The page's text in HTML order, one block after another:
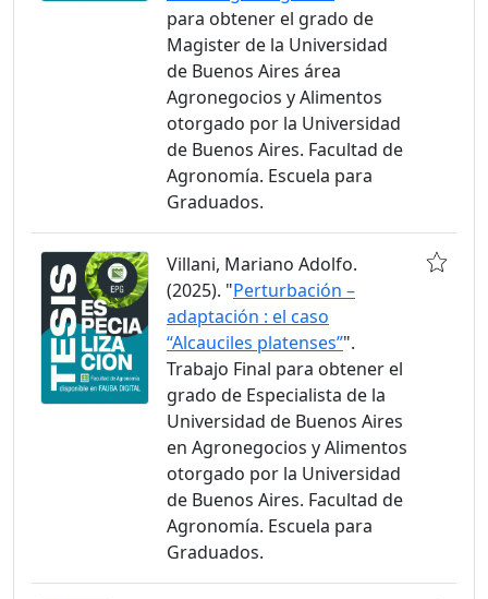
para obtener el grado de
Magister de la Universidad
de Buenos Aires área
Agronegocios y Alimentos
otorgado por la Universidad
de Buenos Aires. Facultad de
Agronomía. Escuela para
Graduados.
Villani, Mariano Adolfo.
(2025). "Perturbación –
adaptación : el caso
“Alcauciles platenses”".
Trabajo Final para obtener el
grado de Especialista de la
Universidad de Buenos Aires
en Agronegocios y Alimentos
otorgado por la Universidad
de Buenos Aires. Facultad de
Agronomía. Escuela para
Graduados.